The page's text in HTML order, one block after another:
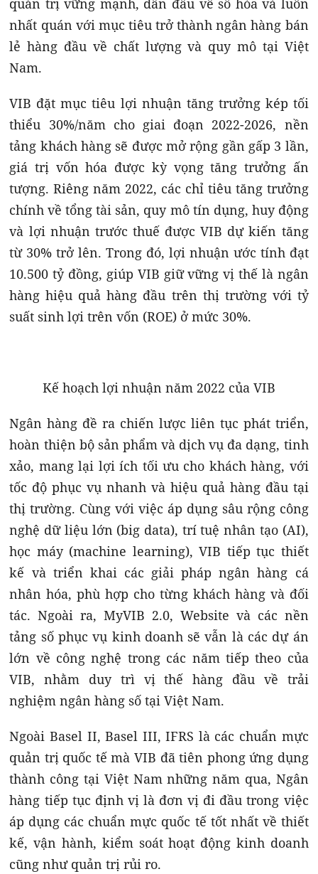
quản trị vững mạnh, dẫn đầu về số hóa và luôn
nhất quán với mục tiêu trở thành ngân hàng bán
lẻ hàng đầu về chất lượng và quy mô tại Việt
Nam.
VIB đặt mục tiêu lợi nhuận tăng trưởng kép tối
thiểu 30%/năm cho giai đoạn 2022-2026, nền
tảng khách hàng sẽ được mở rộng gần gấp 3 lần,
giá trị vốn hóa được kỳ vọng tăng trưởng ấn
tượng. Riêngnăm 2022, các chỉ tiêu tăng trưởng
chính về tổng tài sản, quy mô tín dụng, huy động
và lợi nhuận trước thuế được VIB dự kiến tăng
từ 30% trở lên. Trong đó, lợi nhuận ước tính đạt
10.500 tỷ đồng, giúp VIB giữ vững vị thế là ngân
hàng hiệu quả hàng đầu trên thị trường với tỷ
suất sinh lợi trên vốn (ROE) ở mức 30%.
Kế hoạch lợi nhuận năm 2022 của VIB
Ngân hàng đề ra chiến lược liên tục phát triển,
hoàn thiện bộ sản phẩm và dịch vụ đa dạng, tinh
xảo, mang lại lợi ích tối ưu cho khách hàng, với
tốc độ phục vụ nhanh và hiệu quả hàng đầu tại
thị trường. Cùng với việc áp dụng sâu rộng công
nghệ dữ liệu lớn (big data), trí tuệ nhân tạo (AI),
học máy (machine learning), VIB tiếp tục thiết
kế và triển khai các giải pháp ngân hàng cá
nhân hóa, phù hợp cho từng khách hàng và đối
tác. Ngoài ra, MyVIB 2.0, Website và các nền
tảng số phục vụ kinh doanh sẽ vẫn là các dự án
lớn về công nghệ trong các năm tiếp theo của
VIB, nhằm duy trì vị thế hàng đầu về trải
nghiệm ngân hàng số tại Việt Nam.
Ngoài Basel II, Basel III, IFRS là các chuẩn mực
quản trị quốc tế mà VIB đã tiên phong ứng dụng
thành công tại Việt Nam những năm qua, Ngân
hàng tiếp tục định vị là đơn vị đi đầu trong việc
áp dụng các chuẩn mực quốc tế tốt nhất về thiết
kế, vận hành, kiểm soát hoạt động kinh doanh
cũng như quản trị rủi ro.